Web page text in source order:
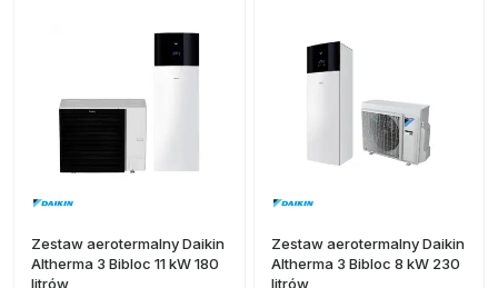
Zestaw aerotermalny Daikin
Altherma 3 Bibloc 11 kW 180
litrów
Zestaw aerotermalny Daikin
Altherma 3 Bibloc 8 kW 230
litrów